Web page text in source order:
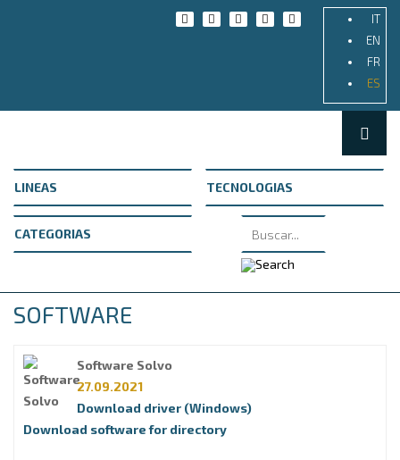
IT
EN
FR
ES
SOFTWARE
Software Solvo
27.09.2021
Download driver (Windows)
Download software for directory